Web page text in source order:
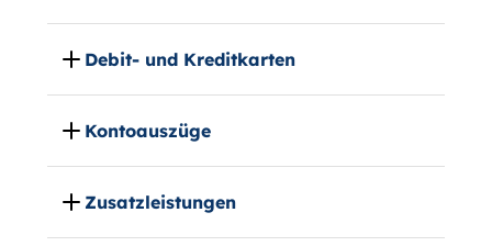
Debit- und Kreditkarten
Kontoauszüge
Zusatzleistungen